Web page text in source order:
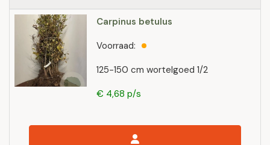
Carpinus betulus
125-150 cm wortelgoed 1/2
Voorraad:
€ 4,68 p/s